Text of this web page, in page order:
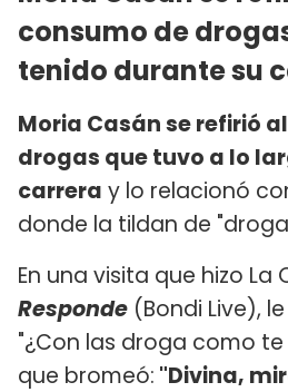
consumo de
tenido durante su
Moria Casán se refirió
drogas que tuvo a lo
carrera y lo relacionó
donde la tildan de
En una visita que hizo La
Responde (Bondi Live),
"¿Con las droga como te
que bromeó: "Divina,